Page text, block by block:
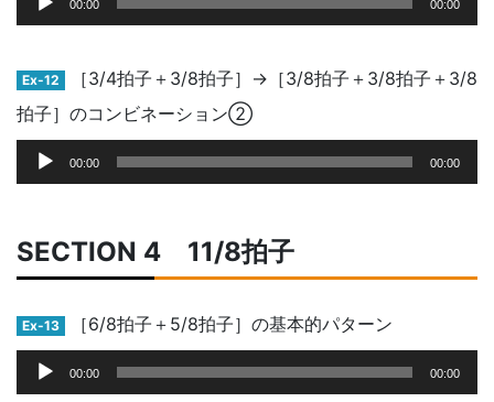
声
レ
ヤ
00:00 00:00
Ex-12
［3/4拍子＋3/8拍子］→［3/8拍子＋3/8拍子＋3/8
拍子］のコンビネーション②
声
ー
ヤ
ー
00:00 00:00
SECTION 4 11/8拍子
Ex-13
［6/8拍子＋5/8拍子］の基本的パターン
声
00:00 00:00